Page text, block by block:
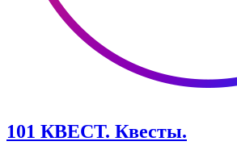
101 КВЕСТ. Квесты.